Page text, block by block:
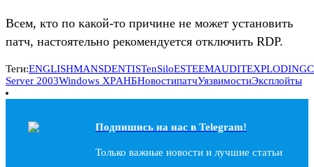
Всем, кто по какой-то причине не может установить
патч, настоятельно рекомендуется отключить RDP.
Теги:ENGLISHMANSDENTISTenSiloESTEEMAUDIT
Server 2003Windows XPАНБНовостипатчУязвимостиЭксплойты
Подпишись на наc в Telegram!
Только важные новости и лучшие статьи